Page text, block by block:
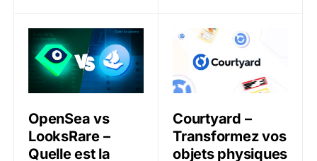
OpenSea vs LooksRare – Quelle est la meilleure
OpenSea vs
LooksRare –
Quelle est la
Courtyard – Transformez
Courtyard –
Transformez vos
objets physiques